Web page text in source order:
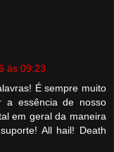
às 09:23
É sempre muito
a essência de nosso
em geral da maneira
All hail! Death